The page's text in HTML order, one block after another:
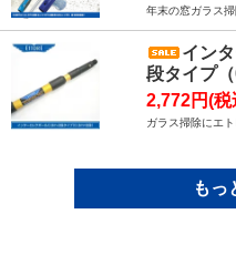
年末の窓ガラス
イン
段タイプ（
2,772円(
ガラス掃除にエ
もっ